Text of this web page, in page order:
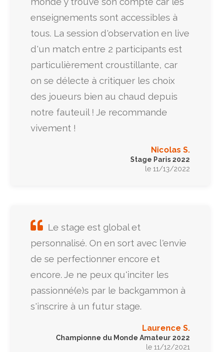
enseignements sont accessibles à
tous. La session d'observation en live
d'un match entre 2 participants est
particulièrement croustillante, car
on se délecte à critiquer les choix
des joueurs bien au chaud depuis
notre fauteuil ! Je recommande
vivement !
Nicolas S.
Stage Paris 2022
le 11/13/2022
Le stage est global et
personnalisé. On en sort avec l'envie
de se perfectionner encore et
encore. Je ne peux qu'inciter les
passionné(e)s par le backgammon à
s'inscrire à un futur stage.
Laurence S.
Championne du Monde Amateur 2022
le 11/12/2021